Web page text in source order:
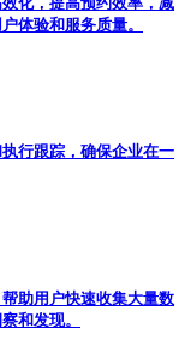
体验和服务质量。
行跟踪，确保企业在一
助用户快速收集大量数
和发现。